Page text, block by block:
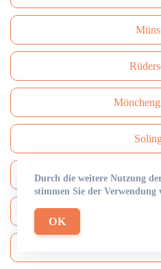
Durch die weitere Nutzung
stimmen Sie der Verwendung
OK